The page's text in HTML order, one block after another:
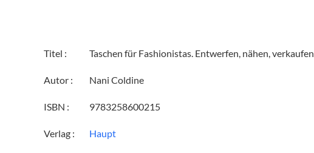
Titel : Taschen für Fashionistas. Entwerfen, nähen, verkaufen
Autor : Nani Coldine
ISBN : 9783258600215
Verlag : Haupt